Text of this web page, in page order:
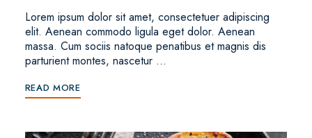
Lorem ipsum dolor sit amet, consectetuer adipiscing
elit. Aenean commodo ligula eget dolor. Aenean
massa. Cum sociis natoque penatibus et magnis dis
parturient montes, nascetur …
READ MORE